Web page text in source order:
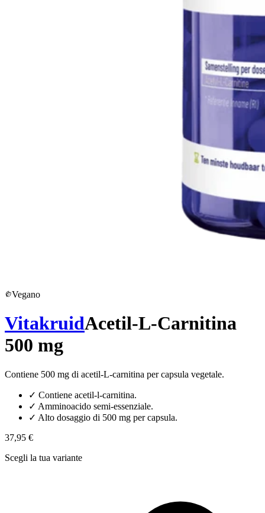
Vegano
VitakruidAcetil-L-Carnitina
500 mg
Contiene 500 mg di acetil-L-carnitina per capsula vegetale.
✓ Contiene acetil-l-carnitina.
✓ Amminoacido semi-essenziale.
✓ Alto dosaggio di 500 mg per capsula.
37,95 €
Scegli la tua variante